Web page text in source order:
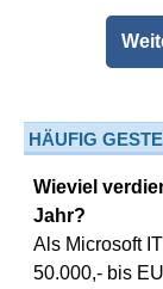
HÄUFIG
Wieviel
Jahr?
Als Microsoft
50.000,- bis